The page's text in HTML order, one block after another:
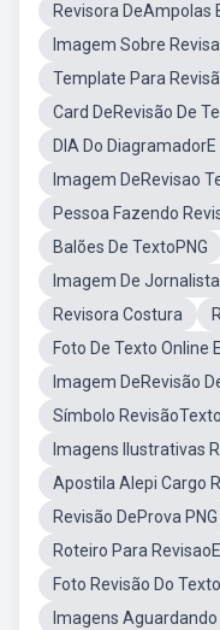
Revisora DeAmpolas
Imagem Sobre
Template Para
Card DeRevisão De
DIA Do
Imagem DeRevisao
Pessoa Fazendo
Balões De TextoPNG
Imagem De
Revisora Costura
Foto De Texto Online
Imagem DeRevisão
Símbolo
Imagens Ilustrativas
Apostila Alepi Cargo
Revisão DeProva PNG
Roteiro Para
Foto Revisão Do
Imagens Aguardando